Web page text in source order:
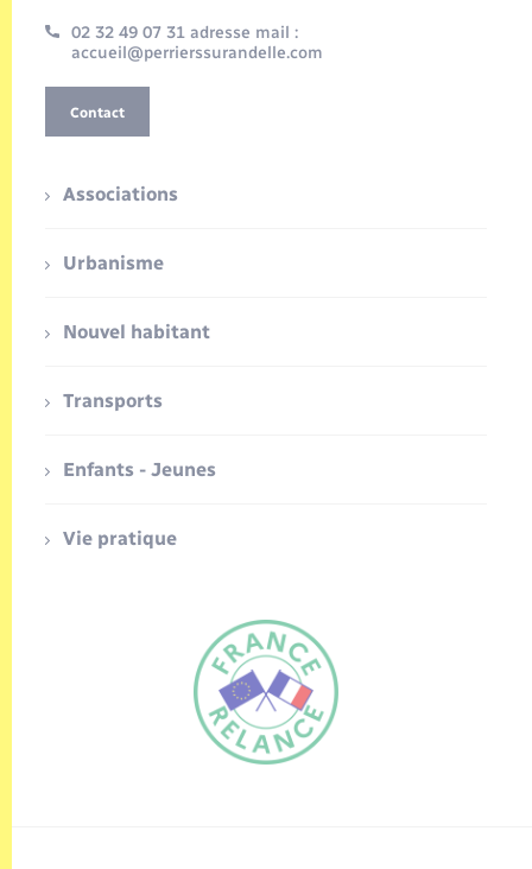
02 32 49 07 31 adresse mail :
accueil@perrierssurandelle.com
Contact
Associations
Urbanisme
Nouvel habitant
Transports
Enfants - Jeunes
Vie pratique